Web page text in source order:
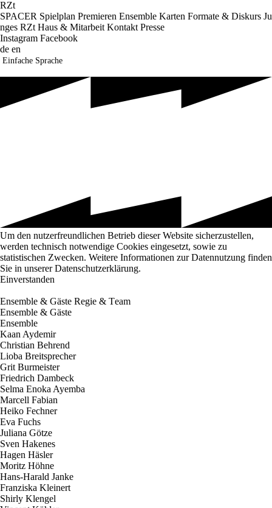
RZt
SPACER Spielplan Premieren Ensemble Karten Formate & Diskurs Ju
nges RZt Haus & Mitarbeit Kontakt Presse
Instagram Facebook
de en
Einfache Sprache
Um den nutzerfreundlichen Betrieb dieser Website sicherzustellen,
werden technisch notwendige Cookies eingesetzt, sowie zu
statistischen Zwecken. Weitere Informationen zur Datennutzung finden
Sie in unserer Datenschutzerklärung.
Einverstanden
Ensemble & Gäste Regie & Team
Ensemble & Gäste
Ensemble
Kaan Aydemir
Christian Behrend
Lioba Breitsprecher
Grit Burmeister
Friedrich Dambeck
Selma Enoka Ayemba
Marcell Fabian
Heiko Fechner
Eva Fuchs
Juliana Götze
Sven Hakenes
Hagen Häsler
Moritz Höhne
Hans-Harald Janke
Franziska Kleinert
Shirly Klengel